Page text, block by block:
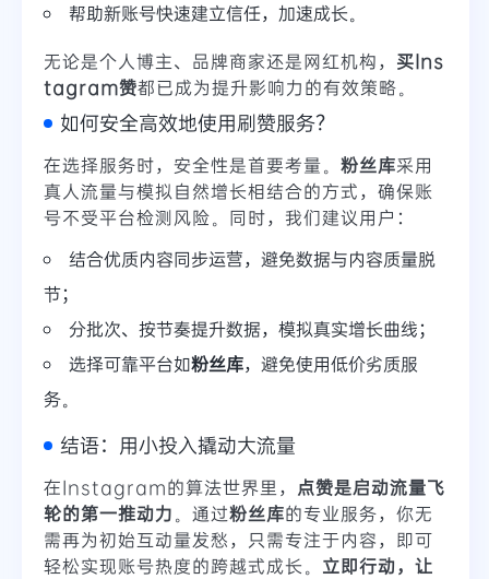
帮助新账号快速建立信任，加速成长。
无论是个人博主、品牌商家还是网红机构， 买Ins
tagram赞都已成为提升影响力的有效策略。
如何安全高效地使用刷赞服务？
在选择服务时，安全性是首要考量。 粉丝库采用
真人流量与模拟自然增长相结合的方式，确保账
号不受平台检测风险。同时，我们建议用户：
结合优质内容同步运营，避免数据与内容质量脱
节；
分批次、按节奏提升数据，模拟真实增长曲线；
选择可靠平台如粉丝库，避免使用低价劣质服
务。
结语：用小投入撬动大流量
在Instagram的算法世界里， 点赞是启动流量飞
轮的第一推动力 。通过粉丝库的专业服务，你无
需再为初始互动量发愁，只需专注于内容，即可
轻松实现账号热度的跨越式成长。 立即行动，让